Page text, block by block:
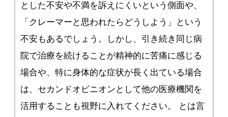
とした不安や不満を訴えにくいという側面や、
「クレーマーと思われたらどうしよう」という
不安もあるでしょう。しかし、引き続き同じ病
院で治療を続けることが精神的に苦痛に感じる
場合や、特に身体的な症状が長く出ている場合
は、セカンドオピニオンとして他の医療機関を
活用することも視野に入れてください。 とは言